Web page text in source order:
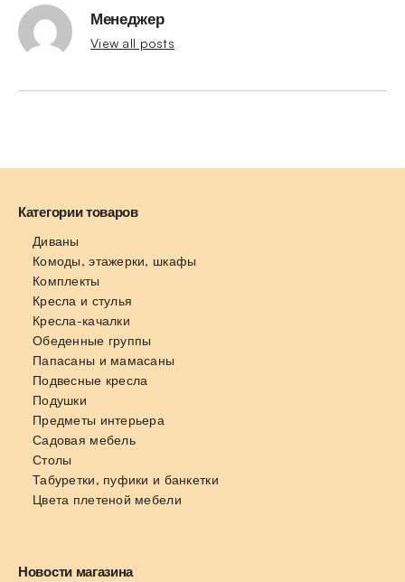
Менеджер
View all posts
Категории товаров
Диваны
Комоды, этажерки, шкафы
Комплекты
Кресла и стулья
Кресла-качалки
Обеденные группы
Папасаны и мамасаны
Подвесные кресла
Подушки
Предметы интерьера
Садовая мебель
Столы
Табуретки, пуфики и банкетки
Цвета плетеной мебели
Новости магазина